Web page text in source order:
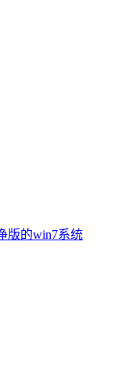
版的win7系统